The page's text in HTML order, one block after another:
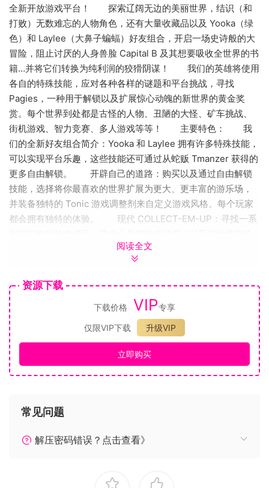
全新开放游戏平台！ 探索辽阔无边的美丽世界，结识（和
打败）无数难忘的人物角色，还有大量收藏品以及 Yooka（绿
色）和 Laylee（大鼻子蝙蝠）好友组合，开启一场史诗般的大
冒险，阻止讨厌的人身兽脸 Capital B 及其想要吸收全世界的书
籍…并将它们转换为纯利润的狡猾阴谋！ 我们的英雄将使用
各自的特殊技能，应对各种各样的谜题和平台挑战，寻找
Pagies，一种用于解锁以及扩展惊心动魄的新世界的黄金奖
赏。每个世界到处都是古怪的人物、丑陋的大怪、矿车挑战、
街机游戏、智力竞赛、多人游戏等等！ 主要特色： 我
们的全新好友组合简介：Yooka 和 Laylee 拥有许多特殊技能，
可以实现平台乐趣，这些技能还可通过从蛇贩 Tmanzer 获得的
更多自由解锁。 开辟自己的道路：购买以及通过自由解锁
技能，选择将你最喜欢的世界扩展为更大、更丰富的游乐场，
并装备独特的 Tonic 游戏调整剂来自定义游戏风格。每个玩家
都会拥有独特的体验。 现代 COLLECT-EM-UP：寻找一系
值的材料），如双重作用蝴蝶能量或狡猾的幽灵作家！ 阵
容：结识（或打败）由传奇平台游戏背后的艺术和音频团队打
造的无数难忘的人物，他们将作为 Playtonic 宇宙的一部分经历
未来探险。各种咕噜声、尖叫声和粗喊声充斥不断。 梦想
原声音乐：David Wise (Donkey Kong Country) 和 Grant
Kirkhope (Banjo-Kazooie) 共同完成了一部旋律优美的杰作！
一定要清理一下你的耳朵 – 它们具有治愈功效哦。 友情联
盟：在合作模式中通过 Yooka-Laylee 建立自己的好友组合和
探险！控制一个独特的合作角色，第二个玩家可以通过击晕敌
效街机游戏、智力竞赛和超过 8 种独特的多人游戏！
【游戏截图】
阅读全文
资源下载
下载价格 VIP专享
仅限VIP下载
升级VIP
立即购买
常见问题
解压密码错误？点击查看》